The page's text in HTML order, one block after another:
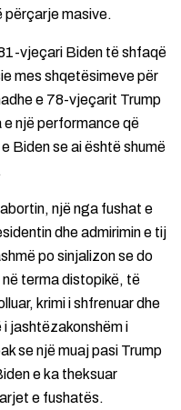
përçarje masive.
vjeçari Biden të shfaqë
mes shqetësimeve për
e 78-vjeçarit Trump
e një performance që
Biden se ai është shumë
një nga fushat e
dhe admirimin e tij
po sinjalizon se do
terma distopikë, të
krimi i shfrenuar dhe
jashtëzakonshëm i
se një muaj pasi Trump
e ka theksuar
e fushatës.